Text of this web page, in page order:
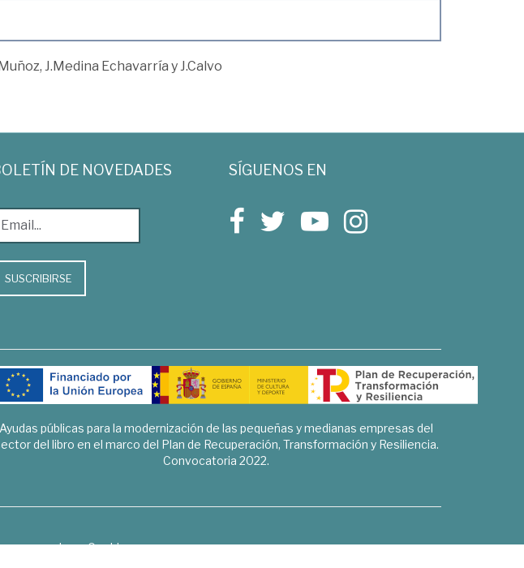
J.Medina Echavarría y J.Calvo
DE NOVEDADES
SUSCRIBIRSE
SÍGUENOS EN
Ayudas públicas para la modernización de las pequeñas y medianas empresas del
del libro en el marco del Plan de Recuperación, Transformación y Resiliencia.
Convocatoria 2022.
generales
Cookies